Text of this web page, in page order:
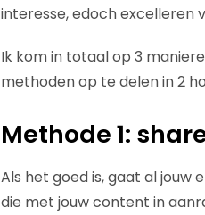
interesse, edoch excelleren
Ik kom in totaal op 3
methoden op te delen in 2
Methode 1:
Als het goed is, gaat al jouw
die met jouw content in